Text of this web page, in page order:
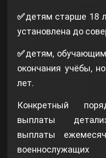
✅детям старше 18
установлена до
✅детям,
окончания учёбы,
лет.
Конкретный
выплаты
выплаты